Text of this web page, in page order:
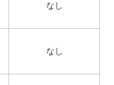
なし
なし